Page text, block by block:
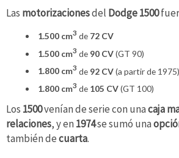
Las motorizacionesdel Dodge 1500
1.500 cm3 de 72 CV
1.500 cm3 de 90 CV(GT 90)
1.800 cm3 de 92 CV(a partir de 1975)
1.800 cm3 de 105 CV(GT 100)
Los 1500venían de serie con unacaja
relaciones, y en 1974se sumó una
también decuarta.